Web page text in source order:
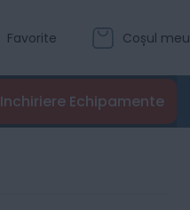
Coșul meu
Favorite
Inchiriere Echipamente